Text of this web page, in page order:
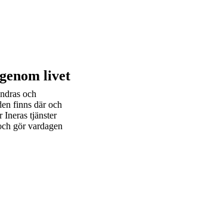
livet
och
finns där och
Ineras tjänster
gör vardagen